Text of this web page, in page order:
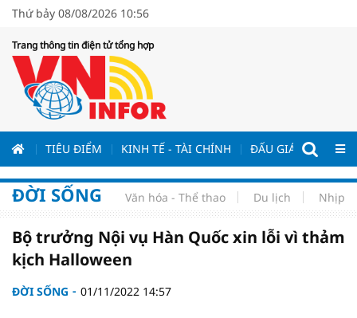
Thứ bảy 08/08/2026 10:56
Trang thông tin điện tử tổng hợp
TIÊU ĐIỂM KINH TẾ - TÀI CHÍNH ĐẤU GIÁ - ĐẤU
ĐỜI SỐNG Văn hóa - Thể thao Du lịch Nhịp
Bộ trưởng Nội vụ Hàn Quốc xin lỗi vì thảm
kịch Halloween
ĐỜI SỐNG 01/11/2022 14:57